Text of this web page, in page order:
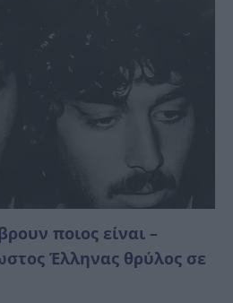
ποιος είναι –
Έλληνας θρύλος σε